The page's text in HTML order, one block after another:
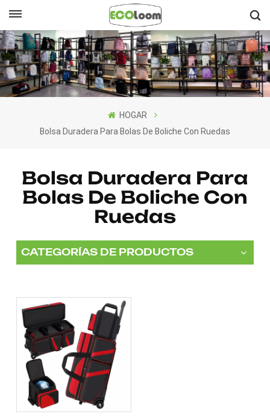
English
Français
Deutsch
Nederlands
HOGAR
Bolsa Duradera Para Bolas De Boliche Con Ruedas
Bolsa Duradera Para
Bolas De Boliche Con
Ruedas
CATEGORÍAS DE PRODUCTOS